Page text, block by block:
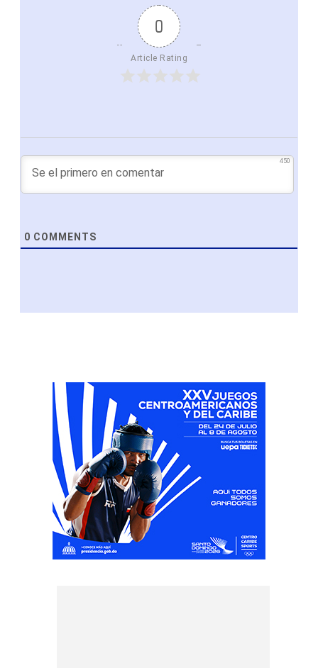
0
Article Rating
450
0 COMMENTS